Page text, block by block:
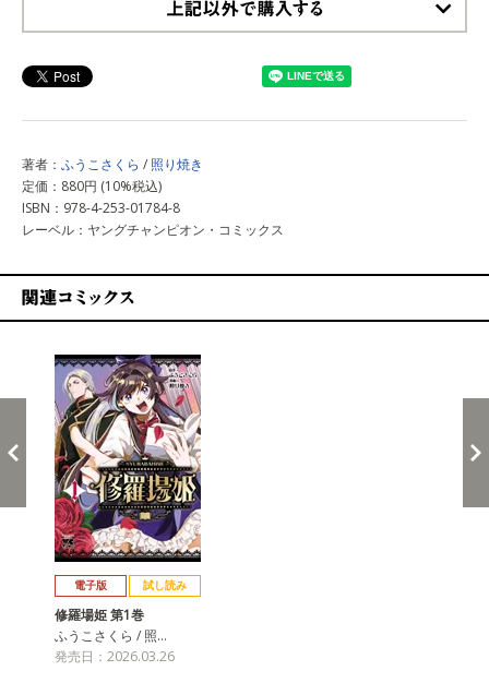
著者： ふうこさくら / 照り焼き
定価：880円 (10%税込)
ISBN：978-4-253-01784-8
レーベル：ヤングチャンピオン・コミックス
電子版 試し読み
修羅場姫 第1巻
ふうこさくら / 照…
発売日：2026.03.26